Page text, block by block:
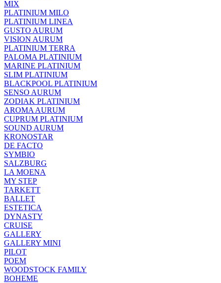
MIX
PLATINIUM MILO
PLATINIUM LINEA
GUSTO AURUM
VISION AURUM
PLATINIUM TERRA
PALOMA PLATINIUM
MARINE PLATINIUM
SLIM PLATINIUM
BLACKPOOL PLATINIUM
SENSO AURUM
ZODIAK PLATINIUM
AROMA AURUM
CUPRUM PLATINIUM
SOUND AURUM
KRONOSTAR
DE FACTO
SYMBIO
SALZBURG
LA MOENA
MY STEP
TARKETT
BALLET
ESTETICA
DYNASTY
CRUISE
GALLERY
GALLERY MINI
PILOT
POEM
WOODSTOCK FAMILY
BOHEME